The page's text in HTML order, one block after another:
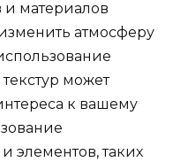
и материалов
атмосферу
текстур может
к вашему
элементов, таких